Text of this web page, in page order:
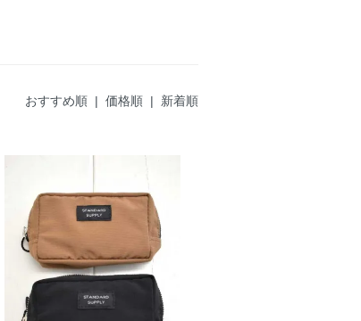
おすすめ順 | 価格順 | 新着順